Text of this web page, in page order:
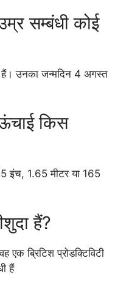
सम्बंधी कोई
उनका जन्मदिन 4 अगस्त
किस
इंच, 1.65 मीटर या 165
हैं?
ब्रिटिश प्रोडक्टिविटी
हैं